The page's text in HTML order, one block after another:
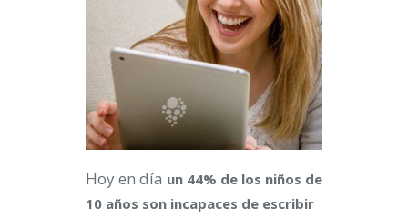
Hoy en día un 44% de los niños de
10 años son incapaces de escribir